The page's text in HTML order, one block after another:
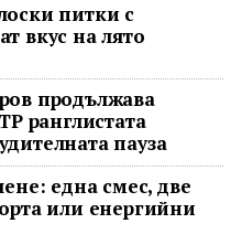
питки с
вкус на лято
продължава
ранглистата
пауза
една смес, две
или енергийни